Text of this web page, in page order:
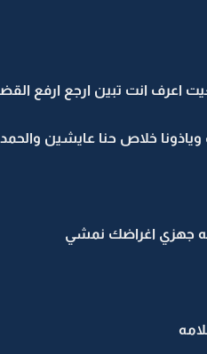
اعرف انت تبين ارجع ارفع
وياذونا خلاص حنا عايشين
جهزي اغراضك نمشي